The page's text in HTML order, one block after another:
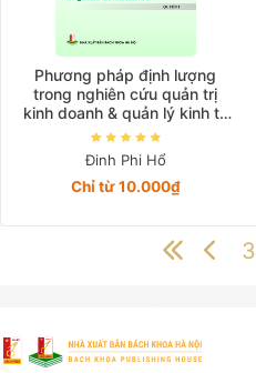
Phương pháp định lượng
trong nghiên cứu quản trị
kinh doanh & quản lý kinh tế
Quyển 1
Đinh Phi Hổ
Chỉ từ 10.000₫
3